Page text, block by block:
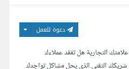
دعوة للعمل
التجارية هل تفقد عملاءك
التقني الذي يحل مشاكل تواجدك